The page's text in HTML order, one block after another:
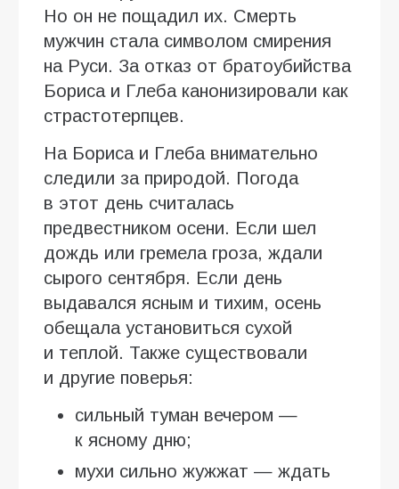
Но он не пощадил их. Смерть
мужчин стала символом смирения
на Руси. За отказ от братоубийства
Бориса и Глеба канонизировали как
страстотерпцев.
На Бориса и Глеба внимательно
следили за природой. Погода
в этот день считалась
предвестником осени. Если шел
дождь или гремела гроза, ждали
сырого сентября. Если день
выдавался ясным и тихим, осень
обещала установиться сухой
и теплой. Также существовали
и другие поверья:
сильный туман вечером —
к ясному дню;
мухи сильно жужжат — ждать